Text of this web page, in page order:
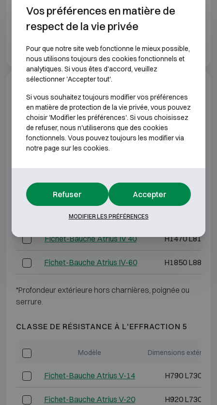
Fichet-Bauche Atrius brochure FR
Fichet Bauche Atrius brochure EN
Spécifications du modèle
CLASSE DE RÉSISTANCE À L'EFFRACTION 4
Modèle
Fichet-Bauche Atrius IV-14 H790 L730
Fichet-Bauche Atrius IV-20 H920 L730
Fichet-Bauche Atrius IV-30
Fichet-Bauche Atrius IV 40 H1470 L810
Fichet-Bauche Atrius IV-60 H1850 L880
*Profondeur extérieure hors charnières, poignée ou
serrure.
CLASSE DE RÉSISTANCE À L'EFFRACTION 5
Modèle Dimensions
Fichet-Bauche Atrius V-14 H790 L730
Fichet-Bauche Atrius V-20 H920 L730
Vos préférences en matière de
respect de la vie privée
Pour que notre site web fonctionne le mieux possible,
nous utilisons toujours des cookies fonctionnels et
analytiques. Si vous êtes d'accord, veuillez
sélectionner 'Accepter tout'.
Si vous souhaitez toujours modifier vos préférences
en matière de protection de la vie privée, vous pouvez
choisir 'Modifier les préférences'. Si vous choisissez
de refuser, nous n'utiliserons que des cookies
fonctionnels. Vous pouvez toujours les modifier via
notre page sur les cookies.
Refuser Accepter
MODIFIER LES PRÉFÉRENCES